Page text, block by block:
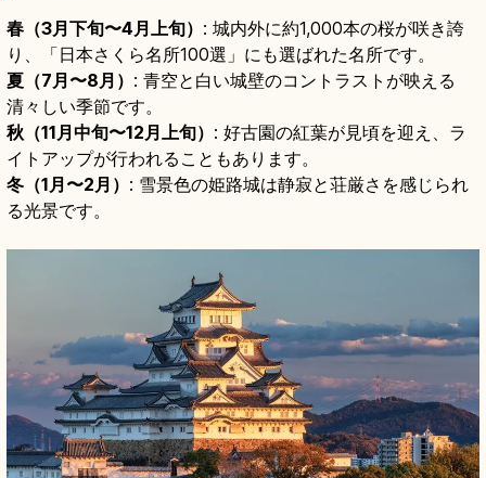
春（3月下旬〜4月上旬） : 城内外に約1,000本の桜が咲き誇
り、「日本さくら名所100選」にも選ばれた名所です。
夏（7月〜8月） : 青空と白い城壁のコントラストが映える
清々しい季節です。
秋（11月中旬〜12月上旬） : 好古園の紅葉が見頃を迎え、ラ
イトアップが行われることもあります。
冬（1月〜2月） : 雪景色の姫路城は静寂と荘厳さを感じられ
る光景です。